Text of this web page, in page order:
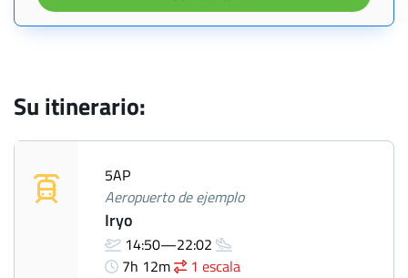
Su itinerario:
5AP
Aeropuerto de ejemplo
Iryo
14:50—22:02
7h 12m
1 escala